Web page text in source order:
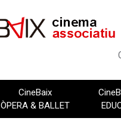
CineBaix
ÒPERA & BALLET